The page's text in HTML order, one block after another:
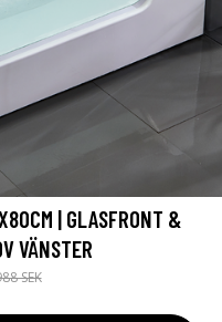
| GLASFRONT &
VÄNSTER
SEK